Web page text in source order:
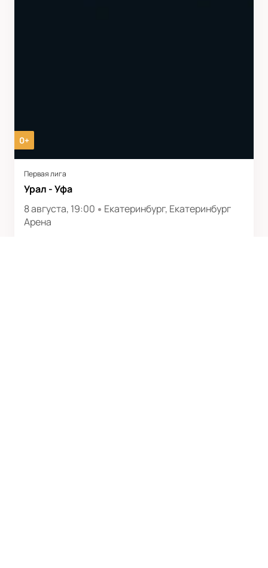
0+
Первая лига
Урал - Уфа
8 августа, 19:00
Екатеринбург, Екатеринбург
Арена